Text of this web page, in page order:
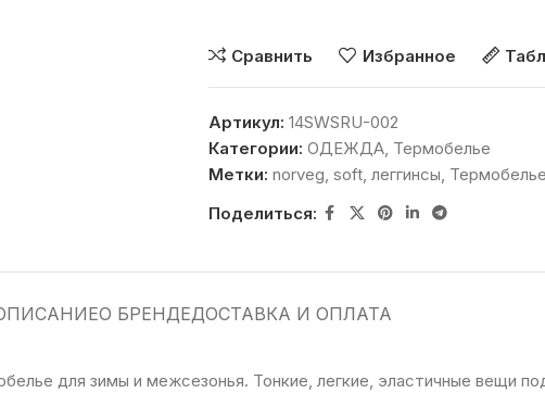
Сравнить Избранное
Артикул: 14SWSRU-002
Категории: ОДЕЖДА, Термобелье
Метки: norveg, soft, леггинсы,
Поделиться:
О БРЕНДЕДОСТАВКА И ОПЛАТА
для зимы и межсезонья. Тонкие, легкие, эластичные вещи